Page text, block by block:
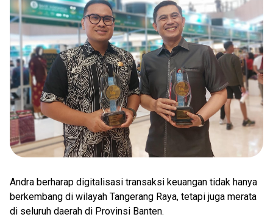
Andra berharap digitalisasi transaksi keuangan tidak hanya
berkembang di wilayah Tangerang Raya, tetapi juga merata
di seluruh daerah di Provinsi Banten.